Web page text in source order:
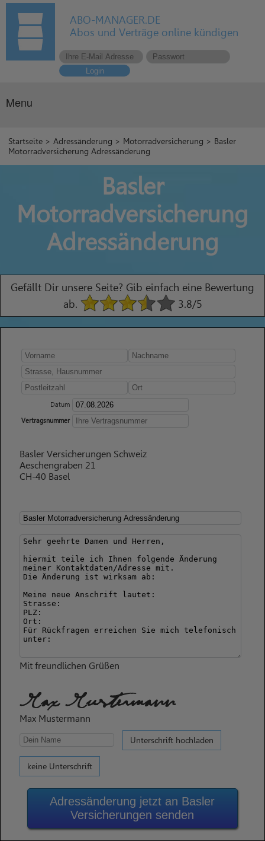
ABO-MANAGER.DE
Abos und Verträge online kündigen
Login
Menu
Startseite >Adressänderung > Motorradversicherung > Basler
Motorradversicherung Adressänderung
Basler
Motorradversicherung
Adressänderung
Gefällt Dir unsere Seite? Gib einfach eine Bewertung
ab.
3.8/5
Datum
Vertragsnummer
Basler Versicherungen Schweiz
Aeschengraben 21
CH-40 Basel
Mit freundlichen Grüßen
Max Mustermann
Max Mustermann
Unterschrift hochladen
keine Unterschrift
Adressänderung jetzt an Basler
Versicherungen senden